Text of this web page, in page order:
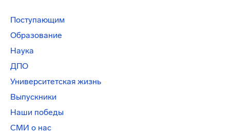
Поступающим
Образование
Наука
ДПО
Университетская жизнь
Выпускники
Наши победы
СМИ о нас